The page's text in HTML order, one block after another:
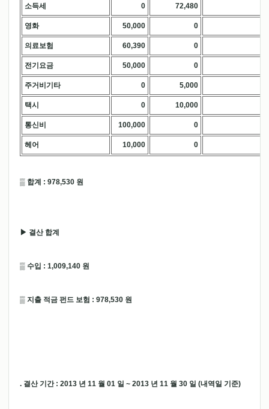
소득세 0 72,480
영화 50,000 0
의료보험 60,390 0
전기요금 50,000 0
주거비기타 0 5,000
택시 0 10,000
통신비 100,000 0
헤어 10,000 0
▒ 합계 : 978,530 원
▶ 결산 합계
▒ 수입 : 1,009,140 원
▒ 지출 적금 펀드 보험 : 978,530 원
. 결산 기간 : 2013 년 11 월 01 일 ~ 2013 년 11 월 30 일 (내역일 기준)